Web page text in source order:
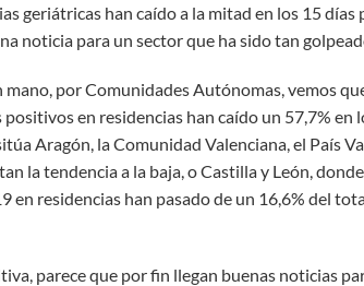
geriátricas han caído a la mitad en los 15
noticia para un sector que ha sido tan
mano, por Comunidades Autónomas, vemos
positivos en residencias han caído un 57,7% en
Aragón, la Comunidad Valenciana, el País
la tendencia a la baja, o Castilla y León,
en residencias han pasado de un 16,6% del
parece que por fin llegan buenas noticias